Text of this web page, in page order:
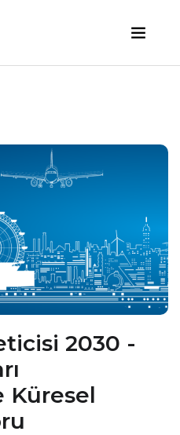
2030 -
Küresel